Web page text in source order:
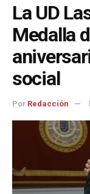
La UD
Medalla
social
Por Redacción